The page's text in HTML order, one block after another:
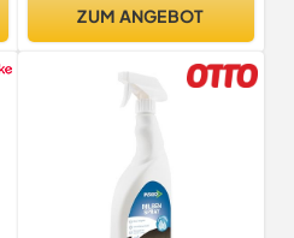
Bekämpfen von Milben im
und zur Vorbeugung
ZUM ANGEBOT